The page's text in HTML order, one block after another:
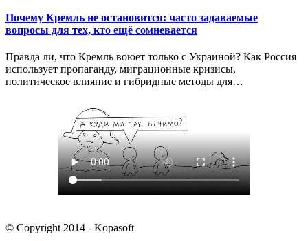
Почему Кремль не остановится: часто задаваемые
вопросы для тех, кто ещё сомневается
Правда ли, что Кремль воюет только с Украиной? Как Россия
использует пропаганду, миграционные кризисы,
политическое влияние и гибридные методы для…
© Copyright 2014 - Kopasoft